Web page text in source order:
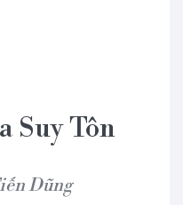
Suy Tôn
Dũng